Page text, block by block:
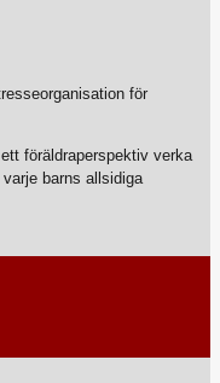
för
föräldraperspektiv verka
barns allsidiga